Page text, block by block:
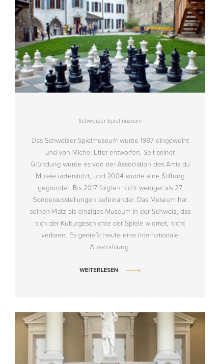
Schweizer Spielmuseum
Das Schweizer Spielmuseum wurde 1987 eingeweiht
und von Michel Etter entworfen. Seit seiner
Gründung wurde es von der Association des Amis du
Musée unterstützt, und 2004 wurde eine Stiftung
gegründet. Bis 2017 folgten nicht weniger als 27
Sonderausstellungen aufeinander. Das Museum hat
seinen Platz als einziges Museum in der Schweiz, das
sich der Kulturgeschichte der Spiele widmet, nicht
verloren. Es genießt heute eine internationale
Ausstrahlung.
WEITERLESEN